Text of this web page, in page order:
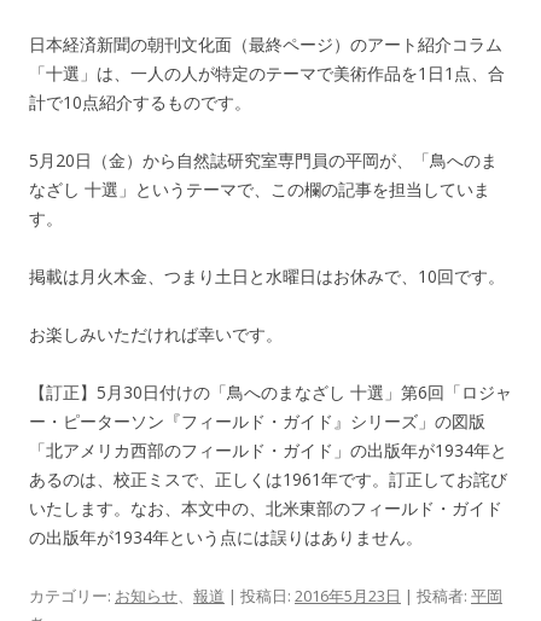
日本経済新聞の朝刊文化面（最終ページ）のアート紹介コラム
「十選」は、一人の人が特定のテーマで美術作品を1日1点、合
計で10点紹介するものです。
5月20日（金）から自然誌研究室専門員の平岡が、「鳥へのま
なざし 十選」というテーマで、この欄の記事を担当していま
す。
掲載は月火木金、つまり土日と水曜日はお休みで、10回です。
お楽しみいただければ幸いです。
【訂正】5月30日付けの「鳥へのまなざし 十選」第6回「ロジャ
ー・ピーターソン『フィールド・ガイド』シリーズ」の図版
「北アメリカ西部のフィールド・ガイド」の出版年が1934年と
あるのは、校正ミスで、正しくは1961年です。訂正してお詫び
いたします。なお、本文中の、北米東部のフィールド・ガイド
の出版年が1934年という点には誤りはありません。
カテゴリー: お知らせ、 報道 | 投稿日: 2016年5月23日 | 投稿者: 平岡